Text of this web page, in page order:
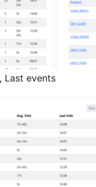
Last events